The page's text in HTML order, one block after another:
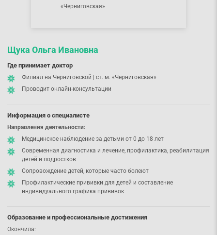
«Черниговская»
Щука Ольга Ивановна
Где принимает доктор
Филиал на Черниговской | ст. м. «Черниговская»
Проводит онлайн-консультации
Информация о специалисте
Направления деятельности:
Медицинское наблюдение за детьми от 0 до 18 лет
Современная диагностика и лечение, профилактика, реабилитация
детей и подростков
Сопровождение детей, которые часто болеют
Профилактические прививки для детей и составление
индивидуального графика прививок
Образование и профессиональные достижения
Окончила: